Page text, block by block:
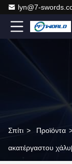
lyn@7-
Σπίτι > Προϊόντα
ακατέργαστου